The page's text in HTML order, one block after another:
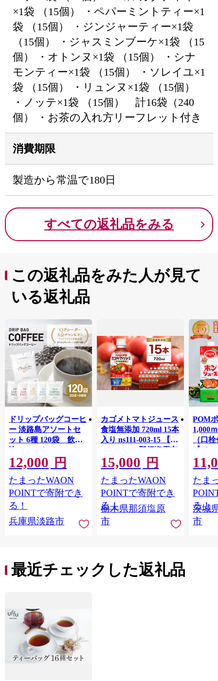
×1袋 （15個） ・ペパーミントティー×1
袋 （15個） ・ジンジャーティー×1袋
（15個） ・ジャスミンブーケ×1袋 （15
個） ・オトンヌ×1袋 （15個） ・シナ
モンティー×1袋 （15個） ・ソレイユ×1
袋 （15個） ・リュンヌ×1袋 （15個）
・ノッテ×1袋 （15個） 計16袋（240
個） ・お茶の入れ方リーフレット付き
消費期限
製造から常温で180日
すべての返礼品をみる
この返礼品をみた人が見て
いる返礼品
ドリップバッグコーヒ
ー 淡路島アソートセ
ット 6種 120袋 飲み
比べ コーヒー
12,000 円
たまったWAON
POINTで寄附でき
る！
兵庫県淡路市
カゴメトマトジュース
食塩無添加 720ml 15本
入り ns111-003-15 【
KAGOME 那須塩原市
ギフト トマト 野菜 ジ
ュース 飲料 ドリンク
健康 GABA 血圧 コレ
ステロール】
15,000 円
たまったWAON
POINTで寄附でき
る！
栃木県那須塩原
市
POM
1,000
（口
【ジ
Ｍ 爽
ジ 果
ンス
ンド
庫 ド
入れし
アタイ
たま
る！
茨城
市
最近チェックした返礼品